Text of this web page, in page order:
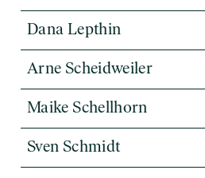
Dana Lepthin
Arne Scheidweiler
Maike Schellhorn
Sven Schmidt